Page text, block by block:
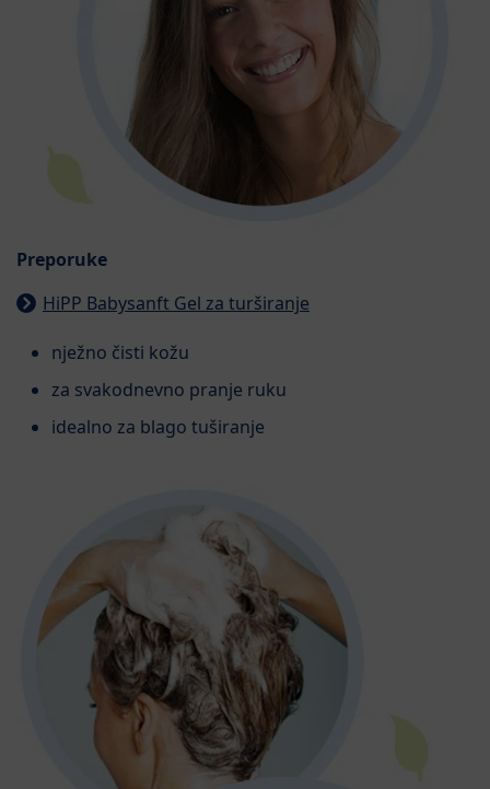
Preporuke
HiPP Babysanft Gel za turširanje
nježno čisti kožu
za svakodnevno pranje ruku
idealno za blago tuširanje